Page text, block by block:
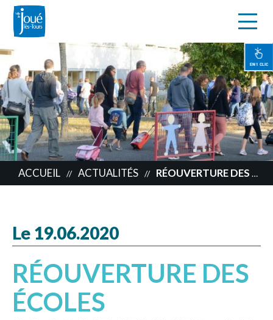
Aller
au
contenu
principal
EN 1 CLIC
ACCUEIL // ACTUALITÉS // RÉOUVERTURE DES ÉCOLES JOCONDIENNES : LE POINT POUR LE LUNDI 22 JUIN
Le 19.06.2020
RÉOUVERTURE DES
ÉCOLES